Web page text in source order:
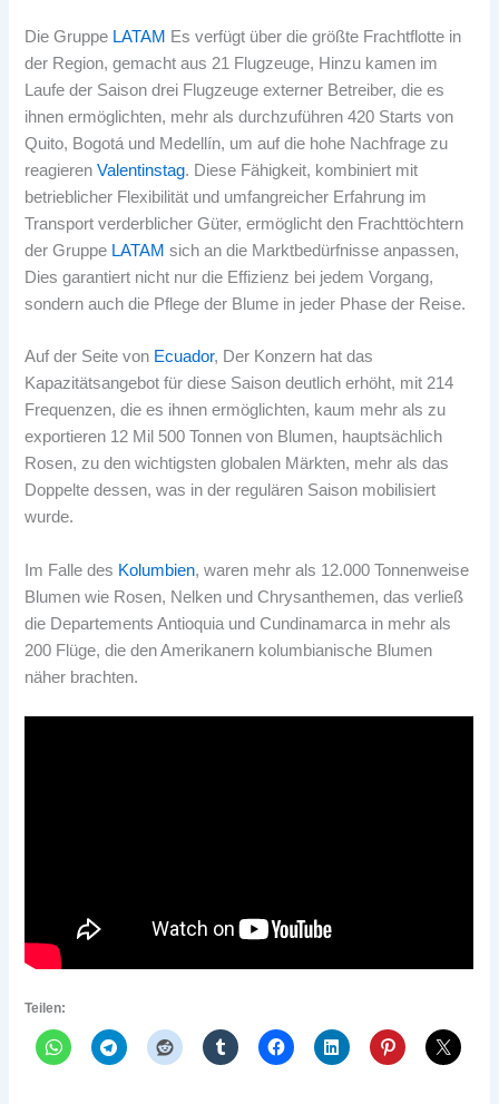
Die Gruppe LATAM Es verfügt über die größte Frachtflotte in
der Region, gemacht aus 21 Flugzeuge, Hinzu kamen im
Laufe der Saison drei Flugzeuge externer Betreiber, die es
ihnen ermöglichten, mehr als durchzuführen 420 Starts von
Quito, Bogotá und Medellín, um auf die hohe Nachfrage zu
reagierenValentinstag. Diese Fähigkeit, kombiniert mit
betrieblicher Flexibilität und umfangreicher Erfahrung im
Transport verderblicher Güter, ermöglicht den Frachttöchtern
der Gruppe LATAM sich an die Marktbedürfnisse anpassen,
Dies garantiert nicht nur die Effizienz bei jedem Vorgang,
sondern auch die Pflege der Blume in jeder Phase der Reise.
Auf der Seite von Ecuador, Der Konzern hat das
Kapazitätsangebot für diese Saison deutlich erhöht, mit 214
Frequenzen, die es ihnen ermöglichten, kaum mehr als zu
exportieren 12 Mil 500 Tonnen von Blumen, hauptsächlich
Rosen, zu den wichtigsten globalen Märkten, mehr als das
Doppelte dessen, was in der regulären Saison mobilisiert
wurde.
Im Falle des Kolumbien, waren mehr als 12.000 Tonnenweise
Blumen wie Rosen, Nelken und Chrysanthemen, das verließ
die Departements Antioquia und Cundinamarca in mehr als
200 Flüge, die den Amerikanern kolumbianische Blumen
näher brachten.
Teilen: